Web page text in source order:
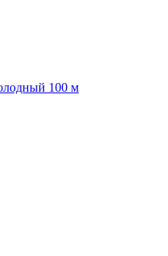
100 м